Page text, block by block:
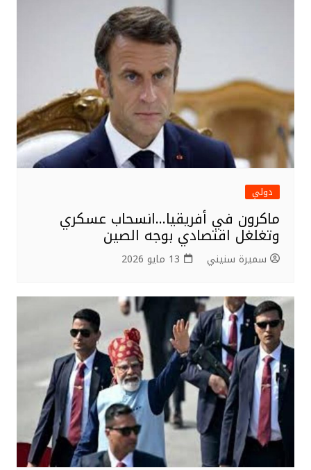
دولي
ماكرون في أفريقيا…انسحاب عسكري
وتغلغل اقتصادي بوجه الصين
سميرة سنيني 13 مايو 2026